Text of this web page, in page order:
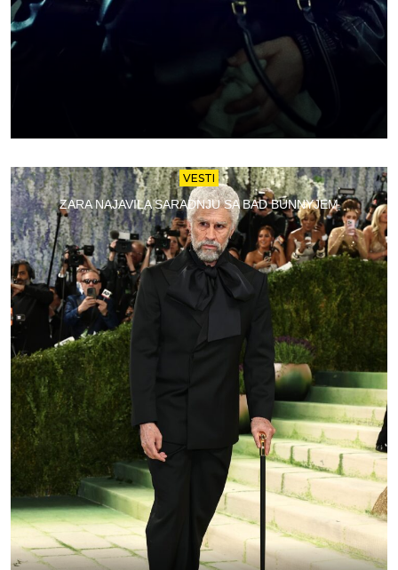
VESTI
ZARA NAJAVILA SARADNJU SA BAD BUNNYJEM